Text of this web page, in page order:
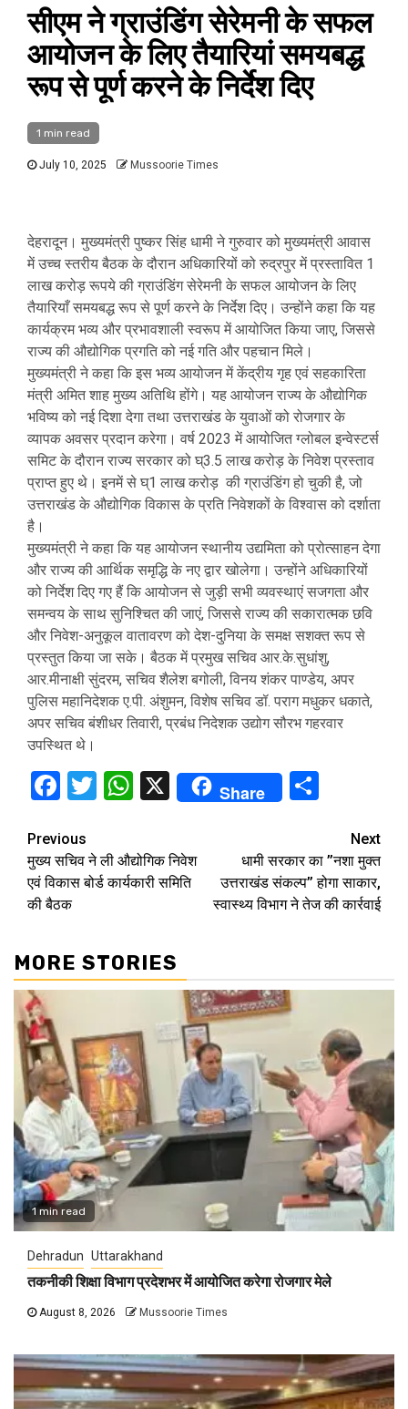
सीएम ने ग्राउंडिंग सेरेमनी के सफल
आयोजन के लिए तैयारियां समयबद्ध
रूप से पूर्ण करने के निर्देश दिए
1 min read
July 10, 2025 Mussoorie Times
देहरादून। मुख्यमंत्री पुष्कर सिंह धामी ने गुरुवार को मुख्यमंत्री आवास
में उच्च स्तरीय बैठक के दौरान अधिकारियों को रुद्रपुर में प्रस्तावित 1
लाख करोड़ रूपये की ग्राउंडिंग सेरेमनी के सफल आयोजन के लिए
तैयारियाँ समयबद्ध रूप से पूर्ण करने के निर्देश दिए। उन्होंने कहा कि यह
कार्यक्रम भव्य और प्रभावशाली स्वरूप में आयोजित किया जाए, जिससे
राज्य की औद्योगिक प्रगति को नई गति और पहचान मिले।
मुख्यमंत्री ने कहा कि इस भव्य आयोजन में केंद्रीय गृह एवं सहकारिता
मंत्री अमित शाह मुख्य अतिथि होंगे। यह आयोजन राज्य के औद्योगिक
भविष्य को नई दिशा देगा तथा उत्तराखंड के युवाओं को रोजगार के
व्यापक अवसर प्रदान करेगा। वर्ष 2023 में आयोजित ग्लोबल इन्वेस्टर्स
समिट के दौरान राज्य सरकार को घ्3.5 लाख करोड़ के निवेश प्रस्ताव
प्राप्त हुए थे। इनमें से घ्1 लाख करोड़ की ग्राउंडिंग हो चुकी है, जो
उत्तराखंड के औद्योगिक विकास के प्रति निवेशकों के विश्वास को दर्शाता
है।
मुख्यमंत्री ने कहा कि यह आयोजन स्थानीय उद्यमिता को प्रोत्साहन देगा
और राज्य की आर्थिक समृद्धि के नए द्वार खोलेगा। उन्होंने अधिकारियों
को निर्देश दिए गए हैं कि आयोजन से जुड़ी सभी व्यवस्थाएं सजगता और
समन्वय के साथ सुनिश्चित की जाएं, जिससे राज्य की सकारात्मक छवि
और निवेश-अनुकूल वातावरण को देश-दुनिया के समक्ष सशक्त रूप से
प्रस्तुत किया जा सके। बैठक में प्रमुख सचिव आर.के.सुधांशु,
आर.मीनाक्षी सुंदरम, सचिव शैलेश बगोली, विनय शंकर पाण्डेय, अपर
पुलिस महानिदेशक ए.पी. अंशुमन, विशेष सचिव डॉ. पराग मधुकर धकाते,
अपर सचिव बंशीधर तिवारी, प्रबंध निदेशक उद्योग सौरभ गहरवार
उपस्थित थे।
Facebook
TwitterWhatsApp
X Share
Continue
Reading
Previous
मुख्य सचिव ने ली औद्योगिक निवेश
एवं विकास बोर्ड कार्यकारी समिति
की बैठक
Next
धामी सरकार का ’’नशा मुक्त
उत्तराखंड संकल्प’’ होगा साकार,
स्वास्थ्य विभाग ने तेज की कार्रवाई
MORE STORIES
1 min read
Dehradun Uttarakhand
तकनीकी शिक्षा विभाग प्रदेशभर में आयोजित करेगा रोजगार मेले
August 8, 2026 Mussoorie Times